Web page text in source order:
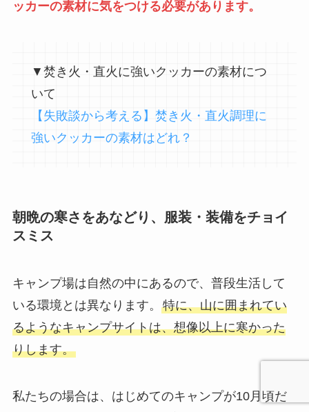
ッカーの素材に気をつける必要があります。
▼焚き火・直火に強いクッカーの素材につ
いて
【失敗談から考える】焚き火・直火調理に
強いクッカーの素材はどれ？
朝晩の寒さをあなどり、服装・装備をチョイ
スミス
キャンプ場は自然の中にあるので、普段生活して
いる環境とは異なります。 特に、山に囲まれてい
るようなキャンプサイトは、想像以上に寒かった
りします。
私たちの場合は、はじめてのキャンプが10月頃だ